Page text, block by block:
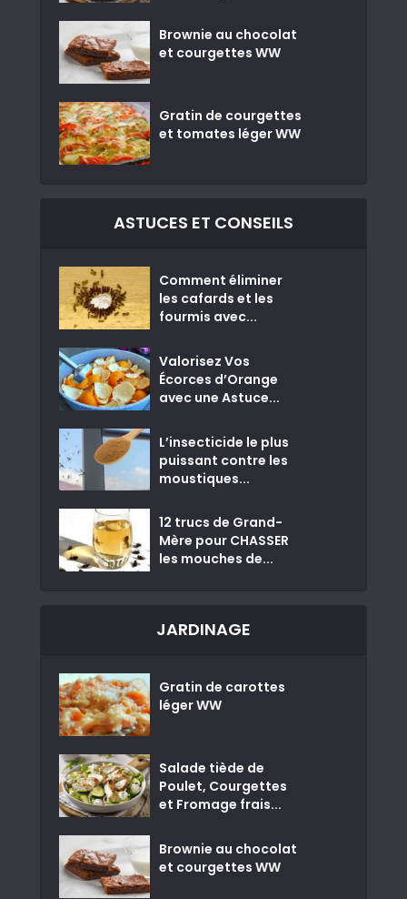
Brownie au chocolat
et courgettes WW
Gratin de courgettes
et tomates léger WW
ASTUCES ET CONSEILS
Comment éliminer
les cafards et les
fourmis avec...
Valorisez Vos
Écorces d’Orange
avec une Astuce...
L’insecticide le plus
puissant contre les
moustiques...
12 trucs de Grand-
Mère pour CHASSER
les mouches de...
JARDINAGE
Gratin de carottes
léger WW
Salade tiède de
Poulet, Courgettes
et Fromage frais...
Brownie au chocolat
et courgettes WW